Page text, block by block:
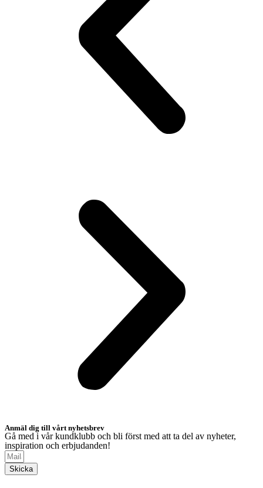
Anmäl dig till vårt nyhetsbrev
Gå med i vår kundklubb och bli först med att ta del av nyheter,
inspiration och erbjudanden!
Skicka